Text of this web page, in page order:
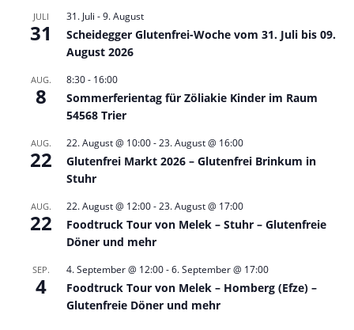
JULI
31
31. Juli -9. August
Scheidegger Glutenfrei-Woche vom 31. Juli bis 09.
August 2026
AUG.
8
8:30- 16:00
Sommerferientag für Zöliakie Kinder im Raum
54568 Trier
AUG.
22
22. August @ 10:00-23. August @ 16:00
Glutenfrei Markt 2026 – Glutenfrei Brinkum in
Stuhr
AUG.
22
22. August @ 12:00-23. August @ 17:00
Foodtruck Tour von Melek – Stuhr – Glutenfreie
Döner und mehr
SEP.
4
4. September @ 12:00-6. September @ 17:00
Foodtruck Tour von Melek – Homberg (Efze) –
Glutenfreie Döner und mehr